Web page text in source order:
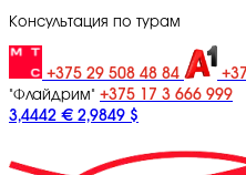
Консультация по турам
+375 29 508 48 84
"Флайдрим" +375 17 3 666 999
3,4442 € 2,9849 $